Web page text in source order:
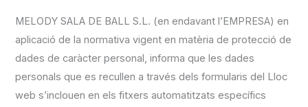
MELODY SALA DE BALL S.L. (en endavant l’EMPRESA) en
aplicació de la normativa vigent en matèria de protecció de
dades de caràcter personal, informa que les dades
personals que es recullen a través dels formularis del Lloc
web s’inclouen en els fitxers automatitzats específics